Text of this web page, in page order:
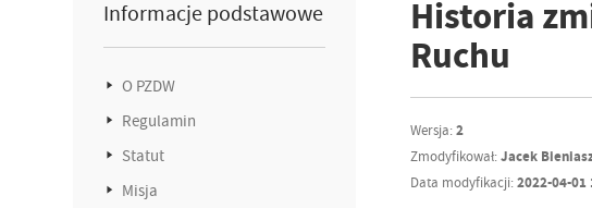
Informacje podstawowe
O PZDW
Regulamin
Statut
Misja
Historia
Ruchu
Wersja:2
Zmodyfikował:Jacek
Data modyfikacji:2022-04-01